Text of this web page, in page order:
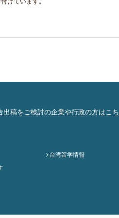
出稿をご検討の企業や行政の方はこ
台湾留学情報